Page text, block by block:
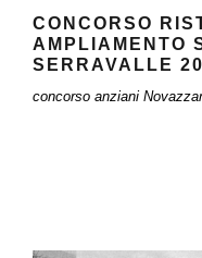
CONCORSO
AMPLIAMENTO
SERRAVALLE
concorso anziani